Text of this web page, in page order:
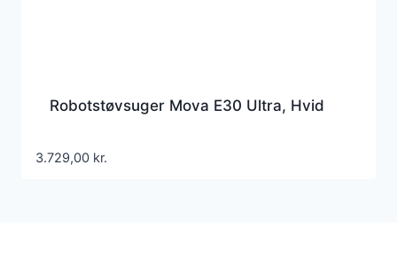
Robotstøvsuger Mova E30 Ultra, Hvid
3.729,00 kr.